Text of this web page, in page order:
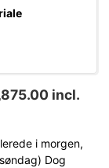
incl.
i morgen,
Dog